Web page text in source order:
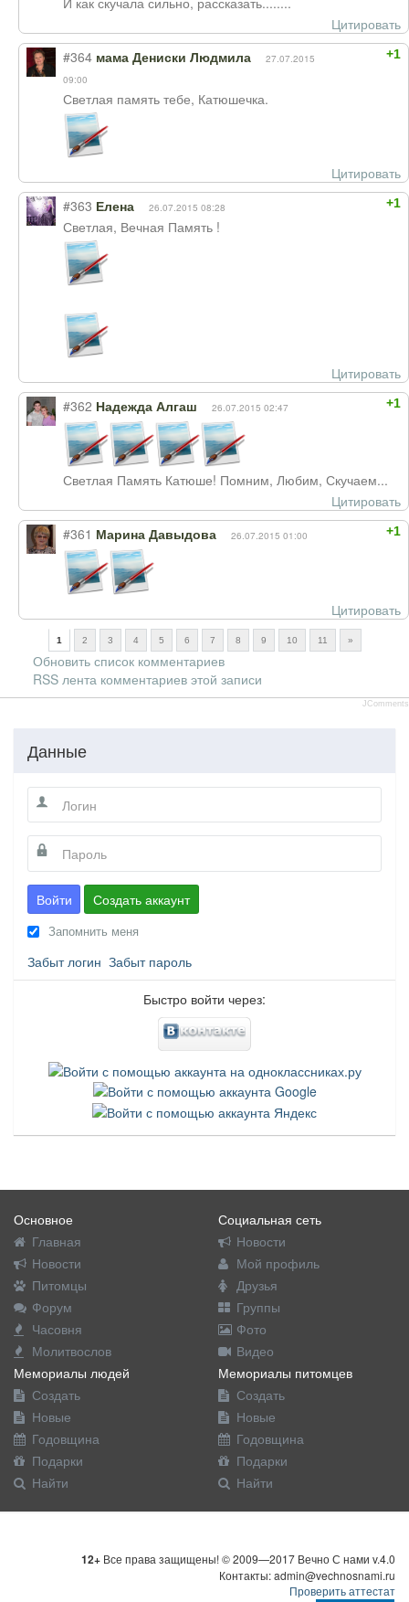
Цитировать
+1
#364 мама Дениски Людмила
27.07.2015
09:00
Светлая память тебе, Катюшечка.
Цитировать
+1
#363 Елена 26.07.2015 08:28
Светлая, Вечная Память !
Цитировать
+1
#362 Надежда Алгаш 26.07.2015 02:47
Светлая Память Катюше! Помним, Любим, Скучаем...
Цитировать
+1
#361 Марина Давыдова 26.07.2015 01:00
Цитировать
1 2 3 4 5 6 7 8 9 10 11 »
Обновить список комментариев
RSS лента комментариев этой записи
JComments
Данные
Войти Создать аккаунт
Запомнить меня
Забыт логин Забыт пароль
Быстро войти через:
Основное
Главная
Новости
Питомцы
Форум
Часовня
Молитвослов
Социальная сеть
Новости
Мой профиль
Друзья
Группы
Фото
Видео
Мемориалы людей
Создать
Новые
Годовщина
Подарки
Найти
Мемориалы питомцев
Создать
Новые
Годовщина
Подарки
Найти
12+ Все права защищены! © 2009—2017 Вечно С нами v.4.0
Контакты: admin@vechnosnami.ru
Проверить аттестат